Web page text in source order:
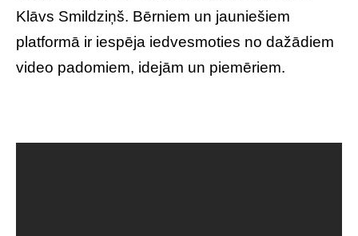
Klāvs Smildziņš. Bērniem un jauniešiem
platformā ir iespēja iedvesmoties no dažādiem
video padomiem, idejām un piemēriem.